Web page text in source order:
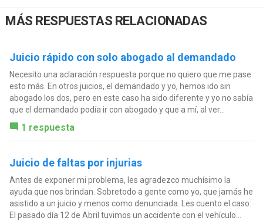
MÁS RESPUESTAS RELACIONADAS
Juicio rápido con solo abogado al demandado
Necesito una aclaración respuesta porque no quiero que me pase
esto más. En otros juicios, el demandado y yo, hemos ido sin
abogado los dos, pero en este caso ha sido diferente y yo no sabía
que el demandado podía ir con abogado y que a mí, al ver...
1 respuesta
Juicio de faltas por injurias
Antes de exponer mi problema, les agradezco muchísimo la
ayuda que nos brindan. Sobretodo a gente como yo, que jamás he
asistido a un juicio y menos como denunciada. Les cuento el caso:
El pasado día 12 de Abril tuvimos un accidente con el vehículo...